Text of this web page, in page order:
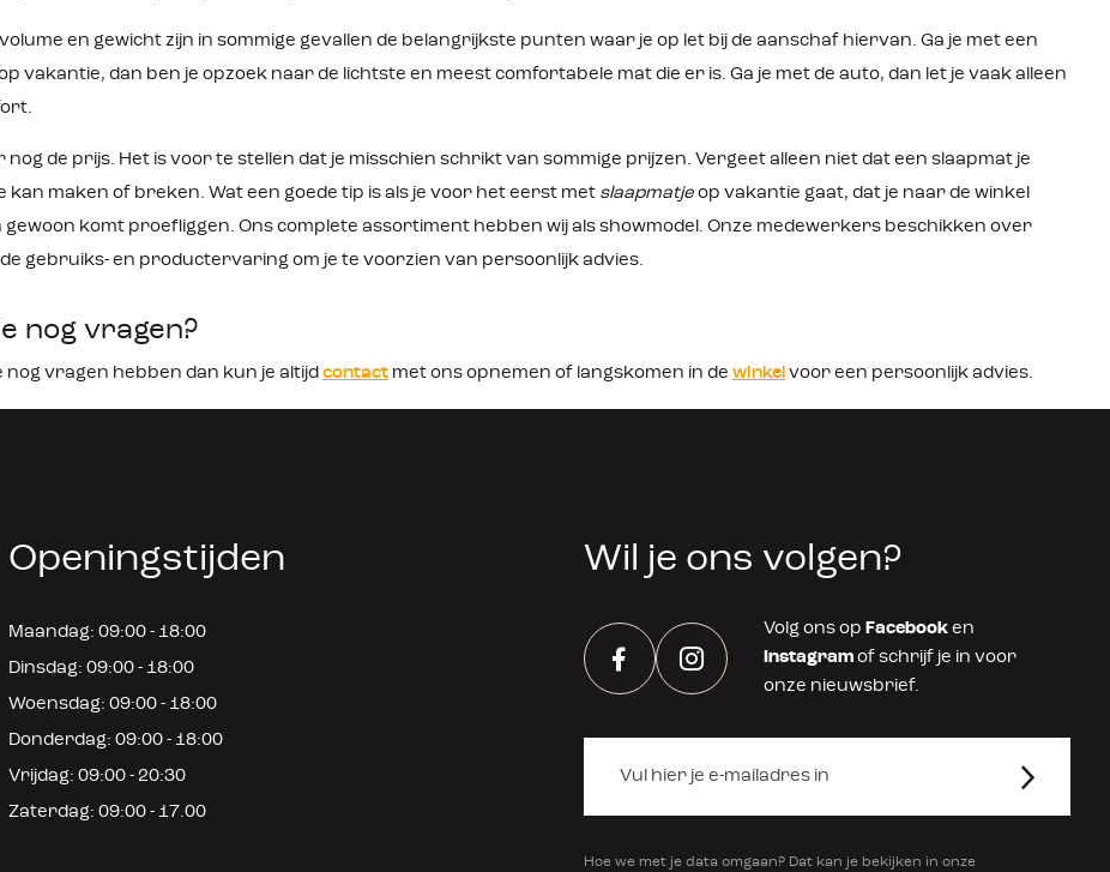
en gewicht zijn in sommige gevallen de belangrijkste punten waar je op let bij de aanschaf hiervan. Ga je met een
vakantie, dan ben je opzoek naar de lichtste en meest comfortabele mat die er is. Ga je met de auto, dan let je vaak alleen
nog de prijs. Het is voor te stellen dat je misschien schrikt van sommige prijzen. Vergeet alleen niet dat een slaapmat je
kan maken of breken. Wat een goede tip is als je voor het eerst met slaapmatje op vakantie gaat, dat je naar de winkel
gewoon komt proefliggen. Ons complete assortiment hebben wij als showmodel. Onze medewerkers beschikken over
gebruiks- en productervaring om je te voorzien van persoonlijk advies.
nog vragen?
nog vragen hebben dan kun je altijdcontact met ons opnemen of langskomen in de winkel voor een persoonlijk advies.
Openingstijden
Maandag: 09:00 - 18:00
Dinsdag: 09:00 - 18:00
Woensdag: 09:00 - 18:00
Donderdag: 09:00 - 18:00
Vrijdag: 09:00 - 20:30
Zaterdag: 09:00 - 17.00
Wil je ons volgen?
FacebookInstagram
Volg ons op Facebook en
Instagram of schrijf je in voor
onze nieuwsbrief.
Hoe we met je data omgaan? Dat kan je bekijken in onze